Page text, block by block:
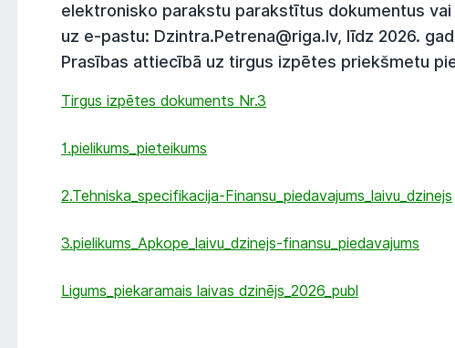
elektronisko parakstu parakstītus dokumentus
uz e-pastu: Dzintra.Petrena@riga.lv, līdz 2026.
Prasības attiecībā uz tirgus izpētes priekšmetu
Tirgus izpētes dokuments Nr.3
1.pielikums_pieteikums
2.Tehniska_specifikacija-Finansu_piedavajums_laivu_dzinejs
3.pielikums_Apkope_laivu_dzinejs-finansu_piedavajums
Ligums_piekaramais laivas dzinējs_2026_publ